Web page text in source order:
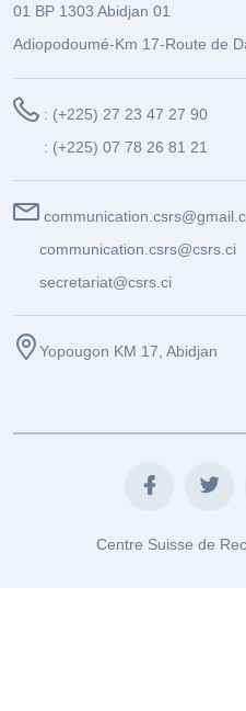
01 BP 1303 Abidjan 01
Adiopodoumé-Km 17-Route de
: (+225) 27 23 47 27 90
: (+225) 07 78 26 81 21
communication.csrs@csrs.ci
secretariat@csrs.ci
Yopougon KM 17, Abidjan
Centre Suisse de